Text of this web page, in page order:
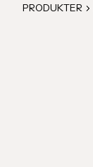
PRODUKTER